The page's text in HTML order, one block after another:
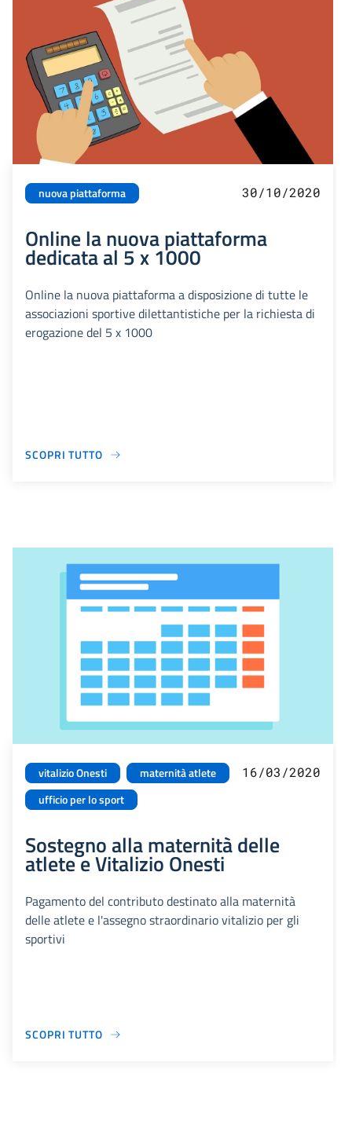
nuova piattaforma 30/10/2020
Online la nuova piattaforma
dedicata al 5 x 1000
Online la nuova piattaforma a disposizione di tutte le
associazioni sportive dilettantistiche per la richiesta di
erogazione del 5 x 1000
SCOPRI TUTTO
vitalizio Onesti
maternità atlete
ufficio per lo sport
16/03/2020
Sostegno alla maternità delle
atlete e Vitalizio Onesti
Pagamento del contributo destinato alla maternità
delle atlete e l'assegno straordinario vitalizio per gli
sportivi
SCOPRI TUTTO